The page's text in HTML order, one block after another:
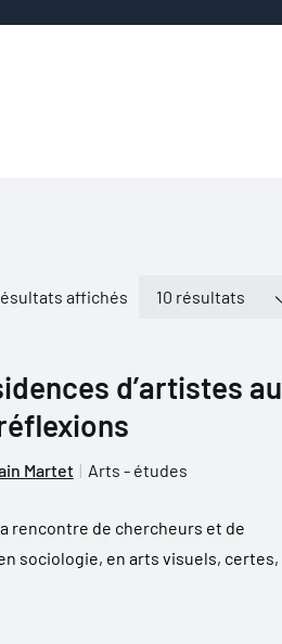
affichés
d’artistes au
Martet Arts - études
rencontre de chercheurs et de
sociologie, en arts visuels, certes,